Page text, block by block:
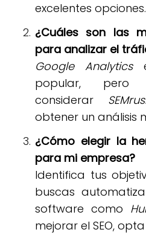
excelentes opciones.
¿Cuáles son las
para analizar el
Google Analytics
popular, pero
considerar
obtener un análisis
¿Cómo elegir la
para mi empresa?
Identifica tus
buscas
software como
mejorar el SEO,